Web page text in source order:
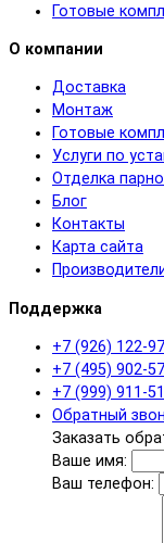
Готовые
О компании
Доставка
Монтаж
Готовые
Услуги по
Отделка
Блог
Контакты
Карта сайта
Поддержка
+7 (926) 122-
+7 (495) 902-
+7 (999) 911-
Обратный
Заказать
Ваше имя:
Ваш телефон: